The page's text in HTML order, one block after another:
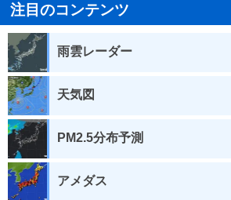
注目のコンテンツ
雨雲レーダー
天気図
PM2.5分布予測
アメダス